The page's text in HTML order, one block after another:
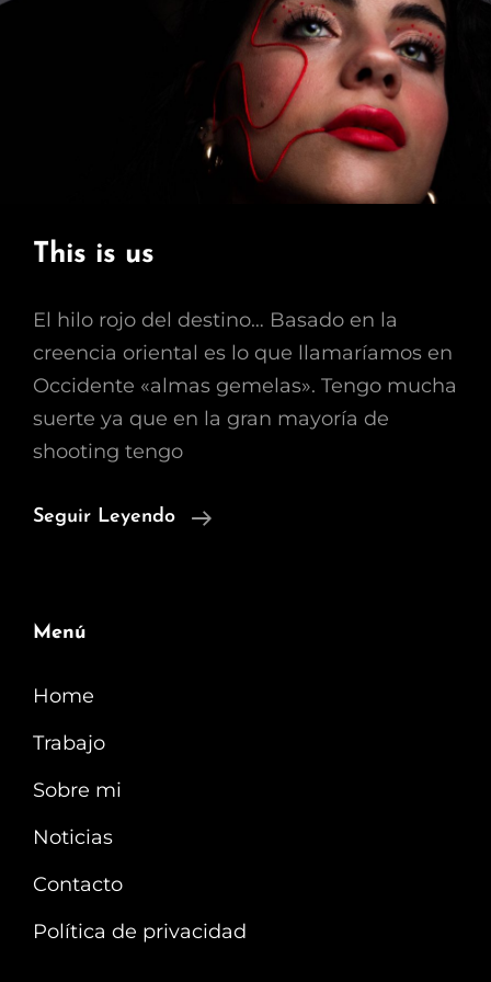
This is us
El hilo rojo del destino… Basado en la
creencia oriental es lo que llamaríamos en
Occidente «almas gemelas». Tengo mucha
suerte ya que en la gran mayoría de
shooting tengo
Seguir Leyendo
This
Menú
Home
Trabajo
Sobre mi
Noticias
Contacto
Política de privacidad